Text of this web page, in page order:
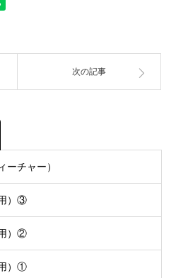
次の記事
ーチャー）
）③
）②
）①